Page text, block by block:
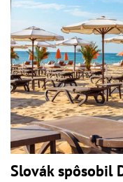
Slovák spôsobil